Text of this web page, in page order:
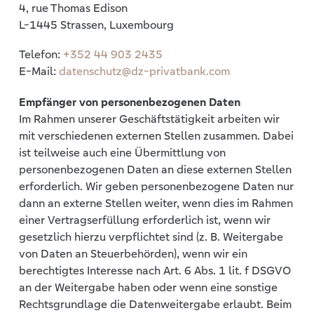
4, rue Thomas Edison
L-1445 Strassen, Luxembourg
Telefon: +352 44 903 2435
E-Mail: datenschutz@dz-privatbank.com
Empfänger von personenbezogenen Daten
Im Rahmen unserer Geschäftstätigkeit arbeiten wir
mit verschiedenen externen Stellen zusammen. Dabei
ist teilweise auch eine Übermittlung von
personenbezogenen Daten an diese externen Stellen
erforderlich. Wir geben personenbezogene Daten nur
dann an externe Stellen weiter, wenn dies im Rahmen
einer Vertragserfüllung erforderlich ist, wenn wir
gesetzlich hierzu verpflichtet sind (z. B. Weitergabe
von Daten an Steuerbehörden), wenn wir ein
berechtigtes Interesse nach Art. 6 Abs. 1 lit. f DSGVO
an der Weitergabe haben oder wenn eine sonstige
Rechtsgrundlage die Datenweitergabe erlaubt. Beim